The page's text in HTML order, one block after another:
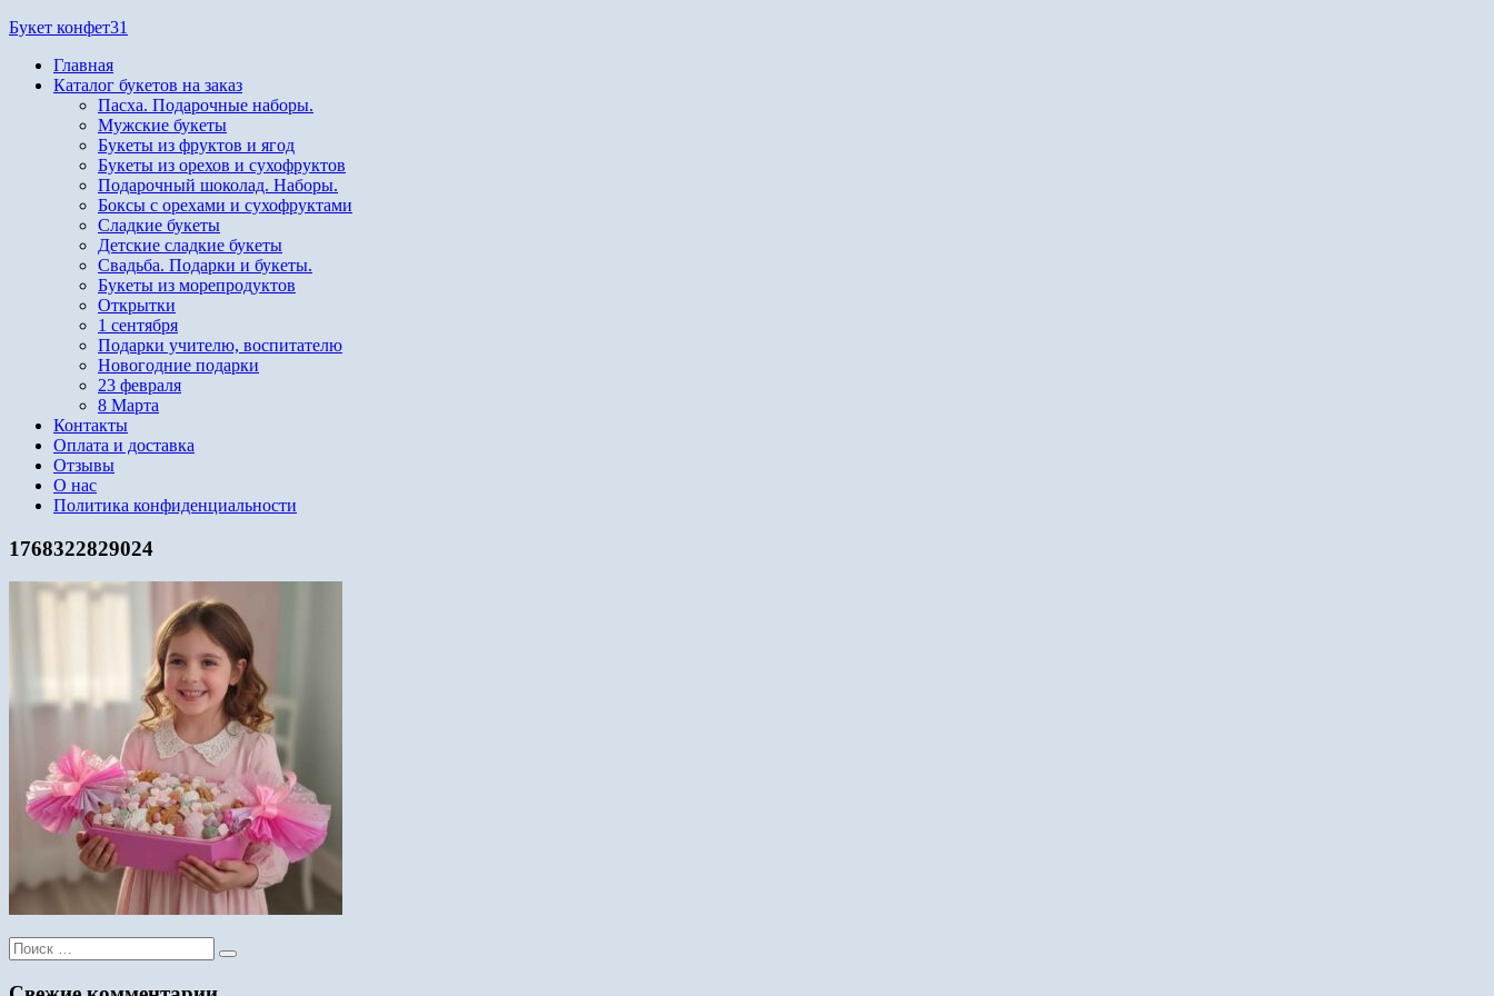
Перейти
содержимому
Букет конфет31
Главная
Каталог букетов на заказ
Пасха. Подарочные наборы.
Мужские букеты
Букеты из фруктов и ягод
Букеты из орехов и сухофруктов
Подарочный шоколад. Наборы.
Боксы с орехами и сухофруктами
Сладкие букеты
Детские сладкие букеты
Свадьба. Подарки и букеты.
Букеты из морепродуктов
Открытки
1 сентября
Подарки учителю, воспитателю
Новогодние подарки
23 февраля
8 Марта
Контакты
Оплата и доставка
Отзывы
О нас
Политика конфиденциальности
1768322829024
Поиск
для: